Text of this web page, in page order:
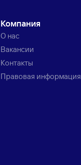
Компания
О нас
Вакансии
Контакты
Правовая информация